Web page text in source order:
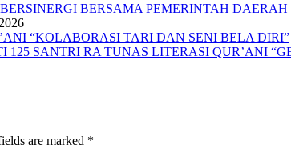
BERSAMA PEMERINTAH
“KOLABORASI TARI DAN SENI BELA DIRI”
SANTRI RA TUNAS LITERASI QUR’ANI
are marked *